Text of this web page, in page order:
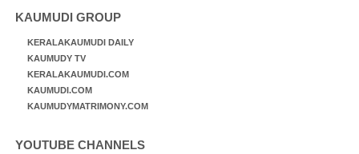
KAUMUDI GROUP
KERALAKAUMUDI DAILY
KAUMUDY TV
KERALAKAUMUDI.COM
KAUMUDI.COM
KAUMUDYMATRIMONY.COM
YOUTUBE CHANNELS